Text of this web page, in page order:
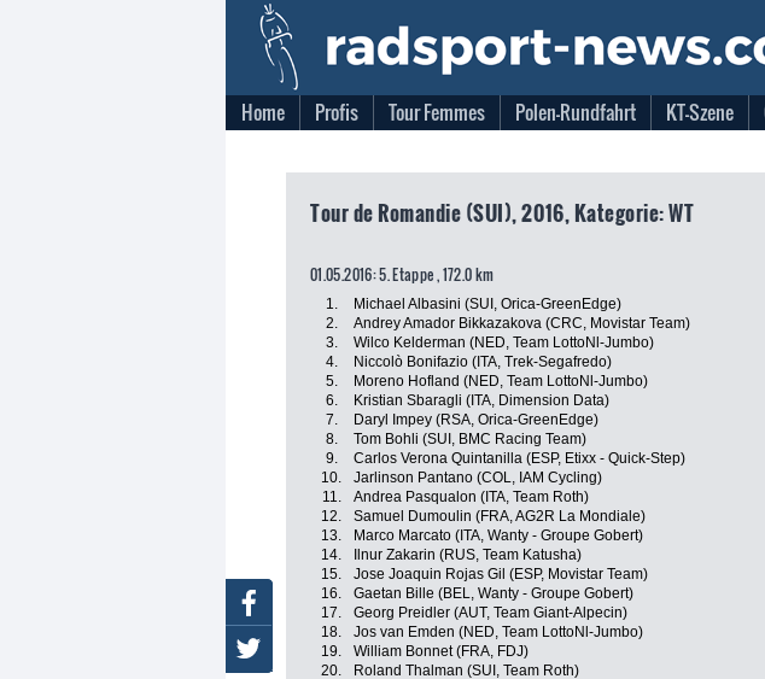
Home Profis Tour Femmes Polen-Rundfahrt KT-Szene
Tour de Romandie (SUI), 2016, Kategorie: WT
01.05.2016: 5. Etappe , 172.0 km
1. Michael Albasini (SUI, Orica-GreenEdge)
2.
Andrey Amador Bikkazakova (CRC, Movistar Team)
3.
Wilco Kelderman (NED, Team LottoNl-Jumbo)
4.
Niccolò Bonifazio (ITA, Trek-Segafredo)
5.
Moreno Hofland (NED, Team LottoNl-Jumbo)
6.
Kristian Sbaragli (ITA, Dimension Data)
7.
Daryl Impey (RSA, Orica-GreenEdge)
8.
Tom Bohli (SUI, BMC Racing Team)
9.
Carlos Verona Quintanilla (ESP, Etixx - Quick-Step)
10.
Jarlinson Pantano (COL, IAM Cycling)
11.
Andrea Pasqualon (ITA, Team Roth)
12.
Samuel Dumoulin (FRA, AG2R La Mondiale)
13.
Marco Marcato (ITA, Wanty - Groupe Gobert)
14.
Ilnur Zakarin (RUS, Team Katusha)
15.
Jose Joaquin Rojas Gil (ESP, Movistar Team)
16.
Gaetan Bille (BEL, Wanty - Groupe Gobert)
17.
Georg Preidler (AUT, Team Giant-Alpecin)
18.
Jos van Emden (NED, Team LottoNl-Jumbo)
19.
William Bonnet (FRA, FDJ)
20.
Roland Thalman (SUI, Team Roth)
Facebook
Twitter